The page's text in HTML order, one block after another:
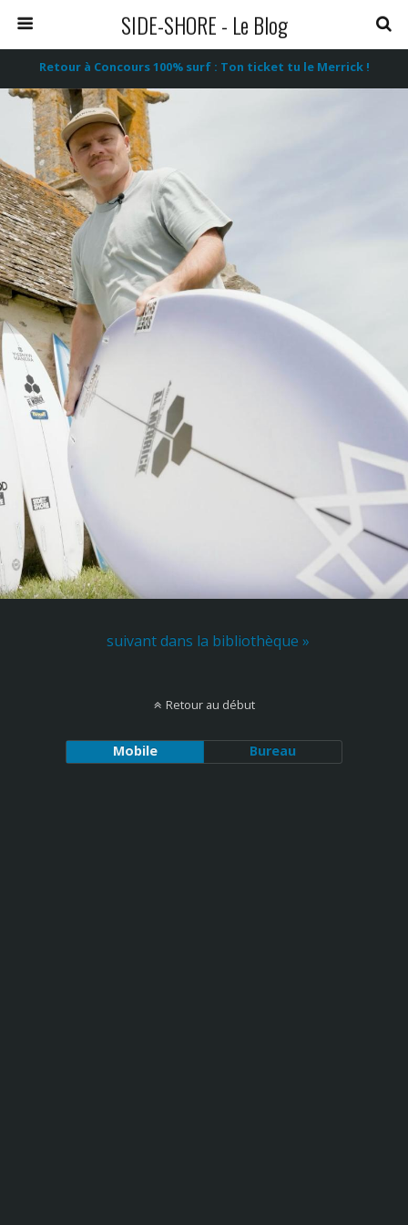
SIDE-SHORE - Le Blog
Retour à Concours 100% surf : Ton ticket tu le Merrick !
suivant dans la bibliothèque »
Retour au début
Mobile Bureau